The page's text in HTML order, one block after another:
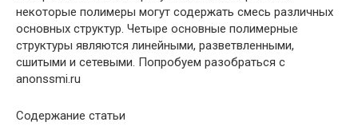
некоторые полимеры могут содержать смесь различных
основных структур. Четыре основные полимерные
структуры являются линейными, разветвленными,
сшитыми и сетевыми. Попробуем разобраться с
anonssmi.ru
Содержание статьи